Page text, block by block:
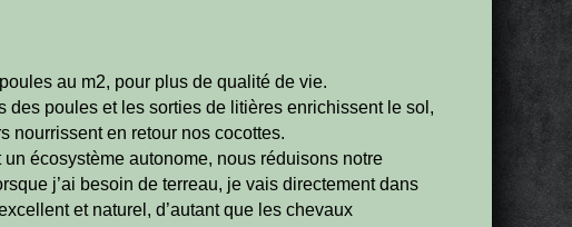
au m2, pour plus de qualité de vie.
des poules et les sorties de litières enrichissent le sol,
nourrissent en retour nos cocottes.
un écosystème autonome, nous réduisons notre
j’ai besoin de terreau, je vais directement dans
et naturel, d’autant que les chevaux